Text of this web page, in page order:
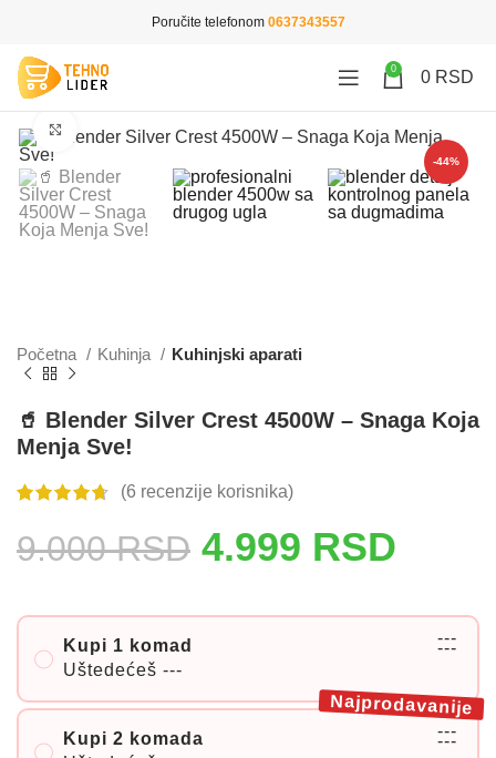
Poručite telefonom 0637343557
0 0 RSD
-44%
Click to enlarge
Početna Kuhinja Kuhinjski aparati
🥤 Blender Silver Crest 4500W – Snaga Koja
Menja Sve!
(6 recenzije korisnika)
9.000RSD 4.999 RSD
Kupi 1 komad
Uštedećeš ---
---
---
Kupi 2 komada
---
---
Najprodavanije